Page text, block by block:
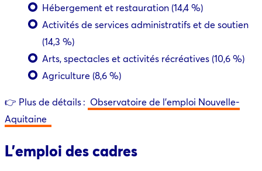
Hébergement et restauration (14,4 %)
Activités de services administratifs et de soutien
(14,3 %)
Arts, spectacles et activités récréatives (10,6 %)
Agriculture (8,6 %)
👉 Plus de détails : Observatoire de l’emploi Nouvelle-
Aquitaine
L’emploi des cadres